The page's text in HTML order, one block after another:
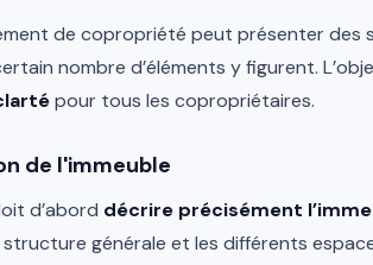
de copropriété peut présenter des
nombre d’éléments y figurent.
pour tous les copropriétaires.
de l'immeuble
d’abord décrire précisément
générale et les différents